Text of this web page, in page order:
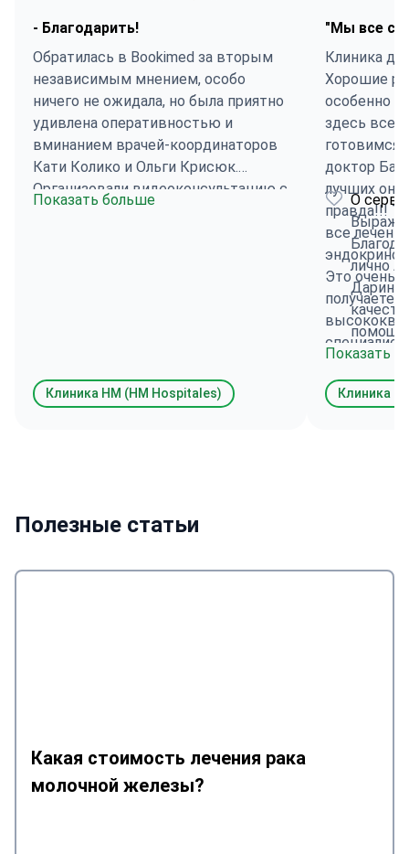
- Благодарить!
Обратилась в Bookimed за вторым
независимым мнением, особо
ничего не ожидала, но была приятно
удивлена оперативностью и
вминанием врачей-координаторов
Кати Колико и Ольги Крисюк.
Организовали видеоконсультацию с
клиникой HM в Испании, все прошло
Показать больше
Клиника НМ (HM Hospitales)
"Мы все
Клиника
Хорошие
особенно
здесь все
готовимся
доктор
лучших
правда!!!
все
Это очень
получаете
все
О
лично
Дарина
помощь
Показать
Клиника
Полезные статьи
Какая стоимость лечения рака
молочной железы?